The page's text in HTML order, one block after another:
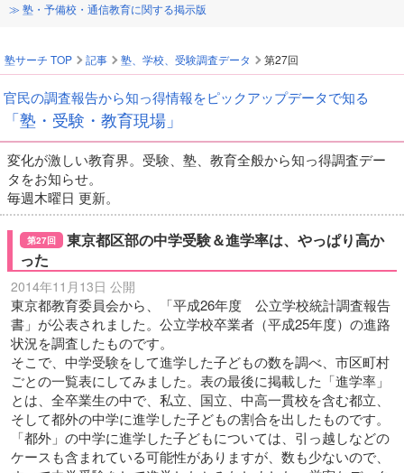
≫ 塾・予備校・通信教育に関する掲示版
塾サーチ TOP 記事 塾、学校、受験調査データ 第27回
官民の調査報告から知っ得情報をピックアップデータで知る
「塾・受験・教育現場」
変化が激しい教育界。受験、塾、教育全般から知っ得調査デー
タをお知らせ。
毎週木曜日 更新。
第27回
東京都区部の中学受験＆進学率は、やっぱり高か
った
2014年11月13日 公開
東京都教育委員会から、「平成26年度 公立学校統計調査報告
書」が公表されました。公立学校卒業者（平成25年度）の進路
状況を調査したものです。
そこで、中学受験をして進学した子どもの数を調べ、市区町村
ごとの一覧表にしてみました。表の最後に掲載した「進学率」
とは、全卒業生の中で、私立、国立、中高一貫校を含む都立、
そして都外の中学に進学した子どもの割合を出したものです。
「都外」の中学に進学した子どもについては、引っ越しなどの
ケースも含まれている可能性がありますが、数も少ないので、